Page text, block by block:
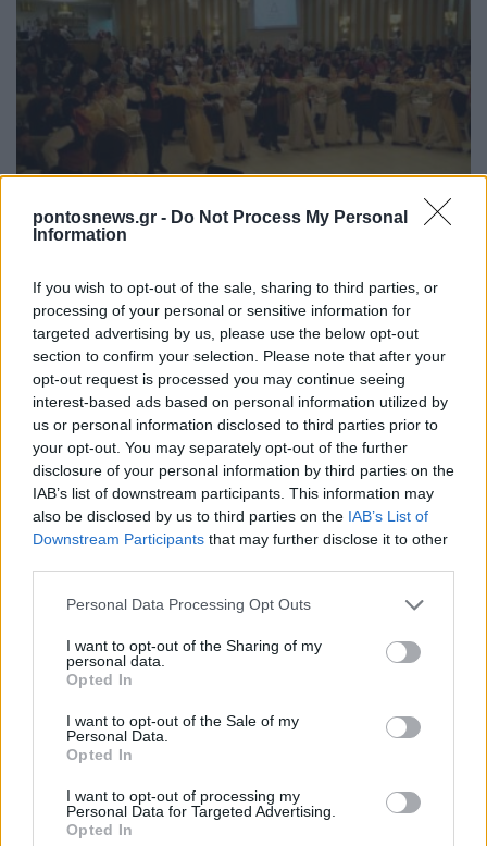
pontosnews.gr - Do Not Process My Personal
Information
If you wish to opt-out of the sale, sharing to third parties, or
processing of your personal or sensitive information for
targeted advertising by us, please use the below opt-out
section to confirm your selection. Please note that after your
opt-out request is processed you may continue seeing
interest-based ads based on personal information utilized by
us or personal information disclosed to third parties prior to
your opt-out. You may separately opt-out of the further
disclosure of your personal information by third parties on the
IAB’s list of downstream participants. This information may
also be disclosed by us to third parties on the IAB’s List of
Downstream Participants that may further disclose it to other
Please note that this website/app uses one or more Google
not limited to your visit or usage behaviour. You may click to
grant or deny consent to Google and its third-party tags to
use your data for below specified purposes in below Google
consent section.
Personal Data Processing Opt Outs
I want to opt-out of the Sharing of my
personal data.
Opted In
I want to opt-out of the Sale of my
Personal Data.
Opted In
I want to opt-out of processing my
Personal Data for Targeted Advertising.
Opted In
ΠΟΝΤΟΣ
Ένωση Ποντίων Πιερίας: Κέφι, διασκέδαση και υπερηφάνεια
στον ετήσιο χορό
12/02/2025 - 4:40μμ
ΕΚΔΗΛΩΣΕΙΣ
Μετά τη βασιλόπιτα, ο ετήσιος χορός για τον Πολιτιστικό
Σύλλογο Σιδηροδρομικού Σταθμού Κατερίνης